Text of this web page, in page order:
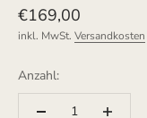
Angebot
€169,00
inkl. MwSt. Versandkosten
Anzahl: